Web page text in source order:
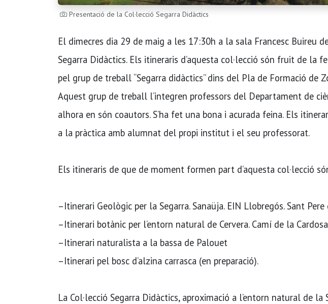
Presentació de la Col·lecció Segarra Didàctics
El dimecres dia 29 de maig a les 17:30h a la sala Francesc Buireu
Segarra Didàctics. Els itineraris d’aquesta col·lecció són fruit de la
pel grup de treball “Segarra didàctics” dins del Pla de Formació de
Aquest grup de treball l’integren professors del Departament de
alhora en són coautors. S’ha fet una bona i acurada feina. Els
a la pràctica amb alumnat del propi institut i el seu professorat.
Els itineraris de que de moment formen part d’aquesta col·lecció
–Itinerari Geològic per la Segarra. Sanaüja. EIN Llobregós. Sant
–Itinerari botànic per l’entorn natural de Cervera. Camí de la
–Itinerari naturalista a la bassa de Palouet
–Itinerari pel bosc d’alzina carrasca (en preparació).
La Col·lecció Segarra Didàctics, aproximació a l’entorn natural de la